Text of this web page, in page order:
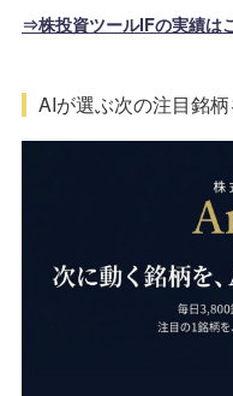
⇒株投資ツールIFの実績は
AIが選ぶ次の注目銘